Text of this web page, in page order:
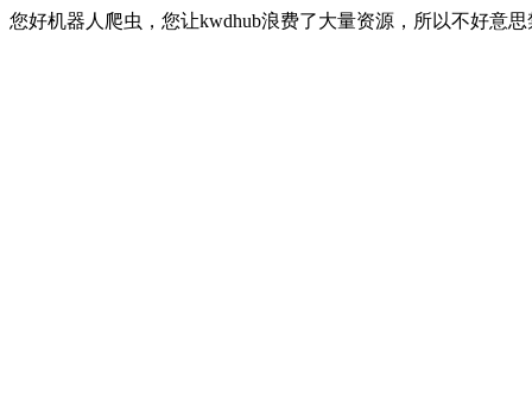
您好机器人爬虫，您让kwdhub浪费了大量资源，所以不好意